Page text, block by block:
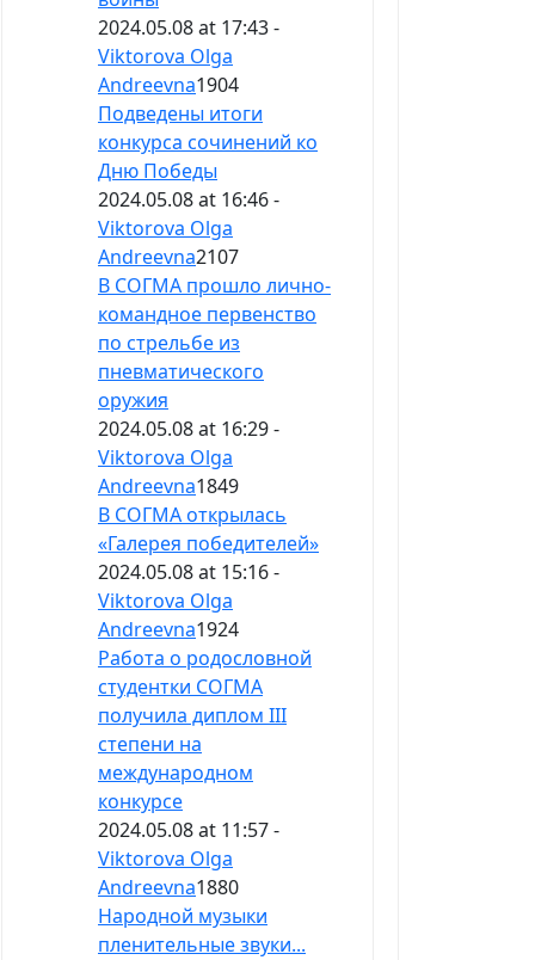
2024.05.08 at 17:43 -
Viktorova Olga
Andreevna1904
Подведены итоги
конкурса сочинений ко
Дню Победы
2024.05.08 at 16:46 -
Viktorova Olga
Andreevna2107
В СОГМА прошло лично-
командное первенство
по стрельбе из
пневматического
оружия
2024.05.08 at 16:29 -
Viktorova Olga
Andreevna1849
В СОГМА открылась
«Галерея победителей»
2024.05.08 at 15:16 -
Viktorova Olga
Andreevna1924
Работа о родословной
студентки СОГМА
получила диплом III
степени на
международном
конкурсе
2024.05.08 at 11:57 -
Viktorova Olga
Andreevna1880
Народной музыки
пленительные звуки...